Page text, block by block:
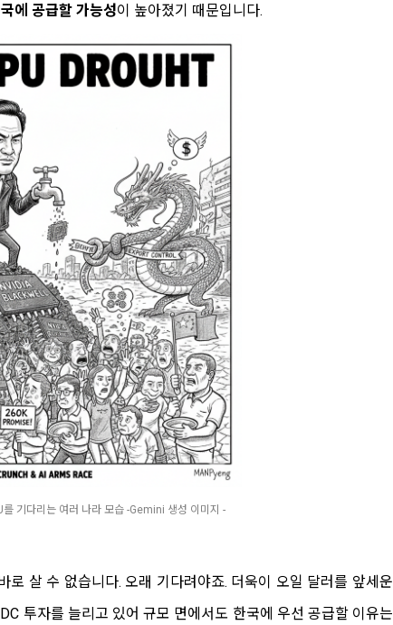
국에 공급할 가능성이 높아졌기 때문입니다.
기다리는 여러 나라 모습 -Gemini 생성 이미지 -
살 수 없습니다. 오래 기다려야죠. 더욱이 오일 달러를 앞세운
투자를 늘리고 있어 규모 면에서도 한국에 우선 공급할 이유는